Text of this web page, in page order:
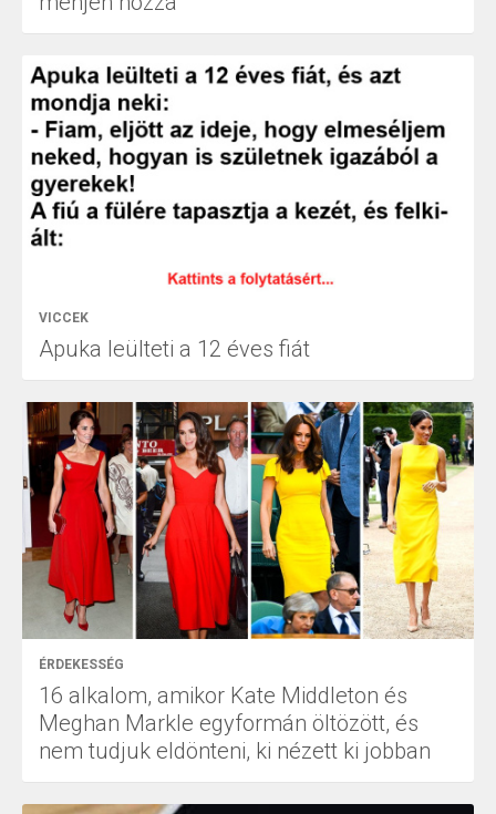
VICCEK
Apuka leülteti a 12 éves fiát
ÉRDEKESSÉG
16 alkalom, amikor Kate Middleton és
Meghan Markle egyformán öltözött, és
nem tudjuk eldönteni, ki nézett ki jobban